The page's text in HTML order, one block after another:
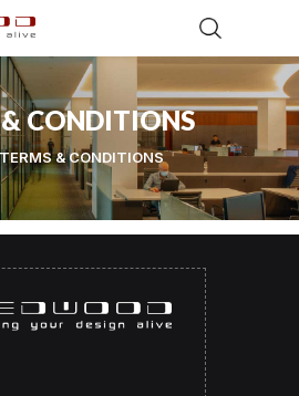
CONDITIONS
TERMS & CONDITIONS
。本ウェブサイトを引き続き閲覧およ
の利用規約に同意したものとみなされ
、当社のプライバシーポリシーと併せ
とお客様との関係を規定す
規約のいずれかに同意されない場合
用をお控えください。